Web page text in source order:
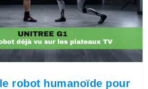
robot humanoïde pour